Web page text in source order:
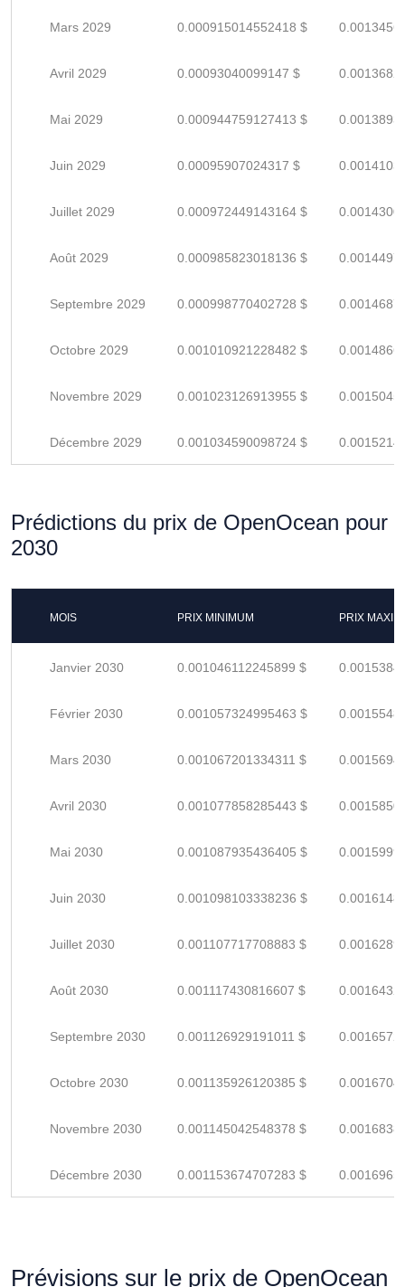
Mars 2029 0.000915014552418 $
Avril 2029 0.00093040099147 $
Mai 2029 0.000944759127413 $
Juin 2029 0.00095907024317 $
Juillet 2029 0.000972449143164 $
Août 2029 0.000985823018136 $
Septembre 2029 0.000998770402728 $
Octobre 2029 0.001010921228482 $
Novembre 2029 0.001023126913955 $
Décembre 2029 0.001034590098724 $
Prédictions du prix de OpenOcean pour
2030
MOIS PRIX MINIMUM PRIX
Janvier 2030 0.001046112245899 $
Février 2030 0.001057324995463 $
Mars 2030 0.001067201334311 $
Avril 2030 0.001077858285443 $
Mai 2030 0.001087935436405 $
Juin 2030 0.001098103338236 $
Juillet 2030 0.001107717708883 $
Août 2030 0.001117430816607 $
Septembre 2030 0.001126929191011 $
Octobre 2030 0.001135926120385 $
Novembre 2030 0.001145042548378 $
Décembre 2030 0.001153674707283 $
Prévisions sur le prix de OpenOcean